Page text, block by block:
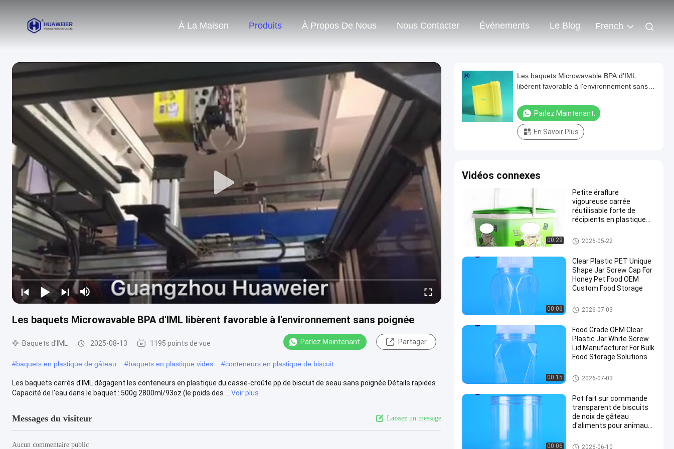
À La Maison Produits À Propos De Nous Nous Contacter Événements Le Blog French
Les baquets Microwavable BPA d'IML libèrent favorable à l'environnement sans poignée
Baquets d'IML 2025-08-13 1195 points de vue Parlez Maintenant. Partager
#baquets en plastique de gâteau #baquets en plastique vides #conteneurs en plastique de biscuit
Les baquets carrés d'IML dégagent les conteneurs en plastique du casse-croûte pp de biscuit de seau sans poignée Détails rapides :
Capacité de l'eau dans le baquet : 500g 2800ml/93oz (le poids des ...
Voir plus
Messages du visiteur Laissez un message
Aucun commentaire public
Les baquets Microwavable BPA d'IML
libèrent favorable à l'environnement sans
Parlez Maintenant.
En Savoir Plus
Vidéos connexes
00:29
Petite éraflure
vigoureuse carrée
réutilisable forte de
récipients en plastique
Baquets d'IML
2026-05-22
00:06
Clear Plastic PET Unique
Shape Jar Screw Cap For
Honey Pet Food OEM
Custom Food Storage
Pot de conditionnement en pla
stique
2026-07-03
00:15
Food Grade OEM Clear
Plastic Jar White Screw
Lid Manufacturer For Bulk
Food Storage Solutions
Pot de conditionnement en pla
stique
2026-07-03
00:06
Pot fait sur commande
transparent de biscuits
de noix de gâteau
d'aliments pour animaux
FAMILIER de catégorie
Pot de conditionnement en pla
2026-06-10